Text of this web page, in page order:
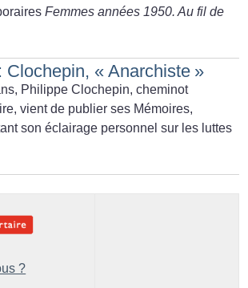
Femmes années 1950. Au fil de
Clochepin, « Anarchiste »
Philippe Clochepin, cheminot
vient de publier ses Mémoires,
son éclairage personnel sur les luttes
?